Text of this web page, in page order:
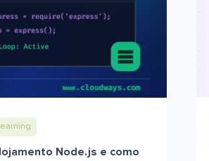
Node.js e como